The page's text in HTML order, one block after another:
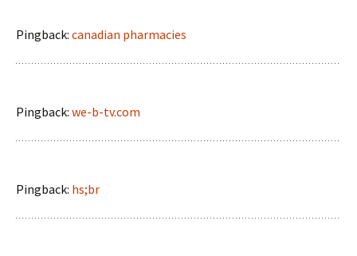
Pingback: canadian pharmacies
Pingback: we-b-tv.com
Pingback: hs;br